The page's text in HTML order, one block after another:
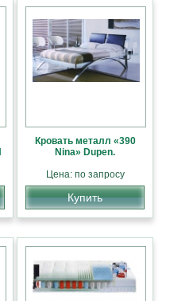
Кровать металл «390
Nina» Dupen.
Цена: по запросу
Купить